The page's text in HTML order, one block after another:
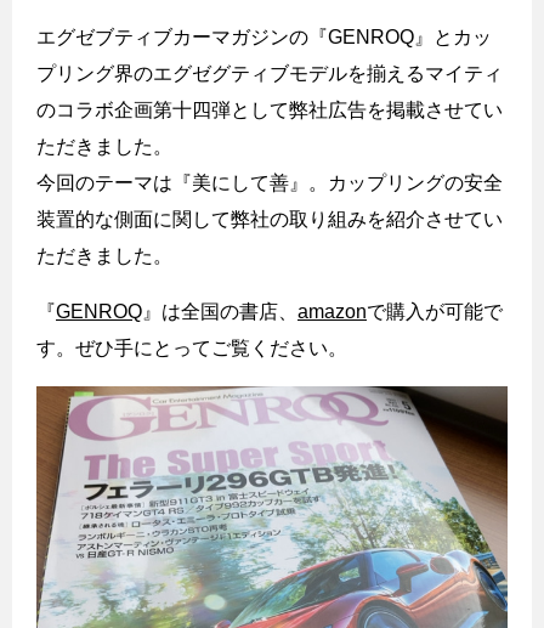
エグゼブティブカーマガジンの『GENROQ』とカッ
プリング界のエグゼグティブモデルを揃えるマイティ
のコラボ企画第十四弾として弊社広告を掲載させてい
ただきました。
今回のテーマは『美にして善』。カップリングの安全
装置的な側面に関して弊社の取り組みを紹介させてい
ただきました。
『GENROQ 』は全国の書店、 amazonで購入が可能で
す。ぜひ手にとってご覧ください。